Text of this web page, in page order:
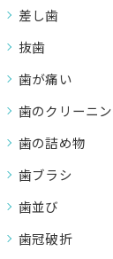
差し歯
抜歯
歯が痛い
歯のクリーニ
歯の詰め物
歯ブラシ
歯並び
歯冠破折